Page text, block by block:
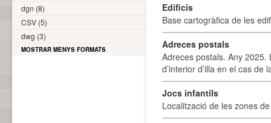
Edificis
Base cartogràfica de les
Adreces postals
Adreces postals. Any 2025.
d’interior d’illa en el cas
Jocs infantils
Localització de les zones
dgn (8)
CSV (5)
dwg (3)
MOSTRAR MENYS FORMATS